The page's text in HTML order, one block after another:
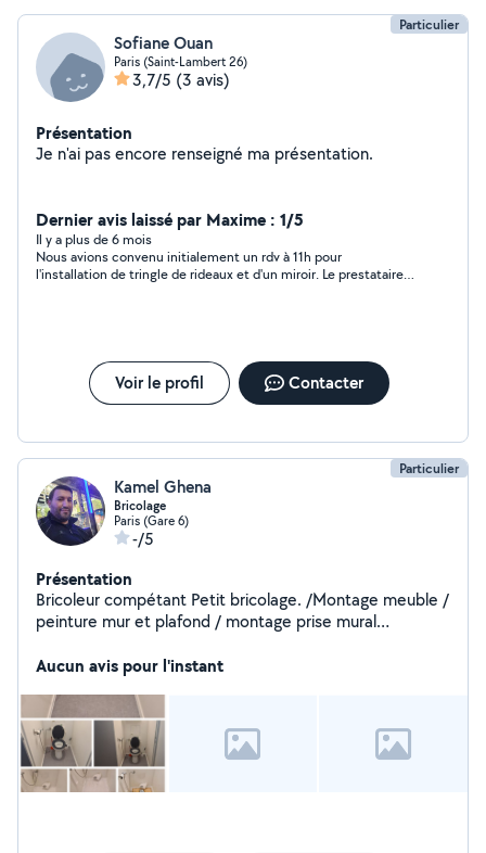
Particulier
Sofiane Ouan
Paris (Saint-Lambert 26)
3,7/5 (3 avis)
Présentation
Je n'ai pas encore renseigné ma présentation.
Dernier avis laissé par Maxime : 1/5
Il y a plus de 6 mois
Nous avions convenu initialement un rdv à 11h pour
l'installation de tringle de rideaux et d'un miroir. Le prestataire
contactait ses amis pendant la prestation et était sur son
téléphone au lieu de tenir l'échelle. Ils sont ainsi tombés sur
mes tables basses et ma télévision. Rien n'a été cassé mais
Voir le profil Contacter
Particulier
Kamel Ghena
Bricolage
Paris (Gare 6)
-/5
Présentation
Bricoleur compétant Petit bricolage. /Montage meuble /
peinture mur et plafond / montage prise mural
salle de bains/
Aucun avis pour l'instant